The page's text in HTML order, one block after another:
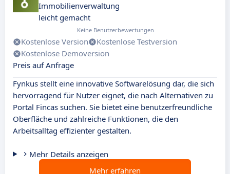
Immobilienverwaltung
leicht gemacht
Keine Benutzerbewertungen
Kostenlose Version
Kostenlose Testversion
Kostenlose Demoversion
Preis auf Anfrage
Fynkus stellt eine innovative Softwarelösung dar, die sich
hervorragend für Nutzer eignet, die nach Alternativen zu
Portal Fincas suchen. Sie bietet eine benutzerfreundliche
Oberfläche und zahlreiche Funktionen, die den
Arbeitsalltag effizienter gestalten.
Mehr Details anzeigen
Mehr erfahren